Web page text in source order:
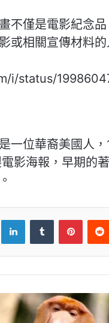
不僅是電影紀念
或相關宣傳材料
i/status/
一位華裔美國人
影海報，早期的
LinkedInTumblr